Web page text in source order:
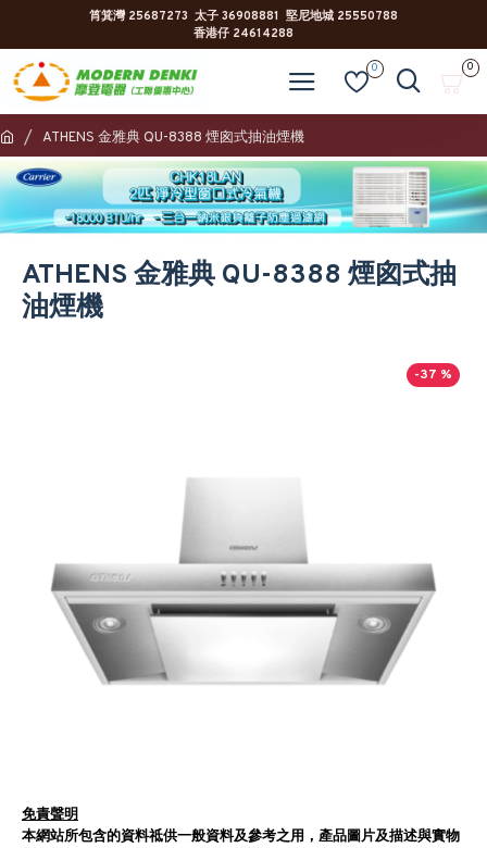
筲箕灣 25687273 太子 36908881 堅尼地城 25550788
香港仔 24614288
0 0
ATHENS 金雅典 QU-8388 煙囪式抽油煙機
ATHENS 金雅典 QU-8388 煙囪式抽
油煙機
-37 %
免責聲明
本網站所包含的資料祗供一般資料及參考之用，產品圖片及描述與實物